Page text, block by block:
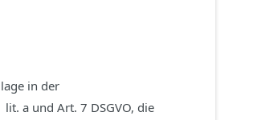
in der
a und Art. 7 DSGVO, die